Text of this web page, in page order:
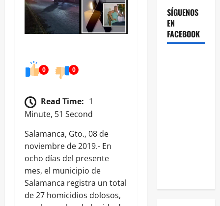
0 0
Read Time: 1
Minute, 51 Second
Salamanca, Gto., 08 de
noviembre de 2019.- En
ocho días del presente
mes, el municipio de
Salamanca registra un total
de 27 homicidios dolosos,
SÍGUENOS
EN
FACEBOOK